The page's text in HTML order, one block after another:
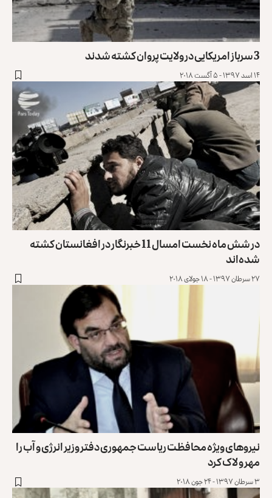
3 سرباز امریکایی در ولایت پروان کشته شدند
۱۴ اسد ۱۳۹۷ - ۵ آگست ۲۰۱۸
در شش ماه نخست امسال 11 خبرنگار در افغانستان کشته
شده‌اند
۲۷ سرطان ۱۳۹۷ - ۱۸ جولای ۲۰۱۸
نیروهای ویژه محافظت ریاست جمهوری دفتر وزیر انرژی و آب را
مهر و لاک کرد
۳ سرطان ۱۳۹۷ - ۲۴ جون ۲۰۱۸